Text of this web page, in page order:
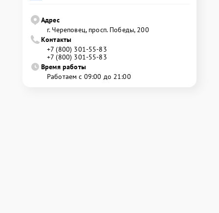
Адрес
г. Череповец, просп. Победы, 200
Контакты
+7 (800) 301-55-83
+7 (800) 301-55-83
Время работы
Работаем с 09:00 до 21:00